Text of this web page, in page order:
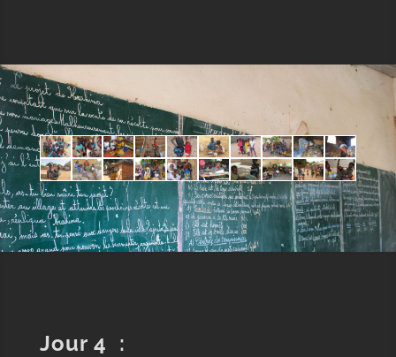
Jour 4 :